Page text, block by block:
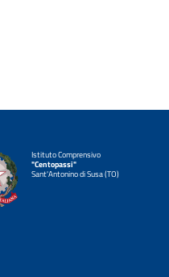
Istituto Comprensivo
"Centopassi"
Sant'Antonino di Susa (TO)